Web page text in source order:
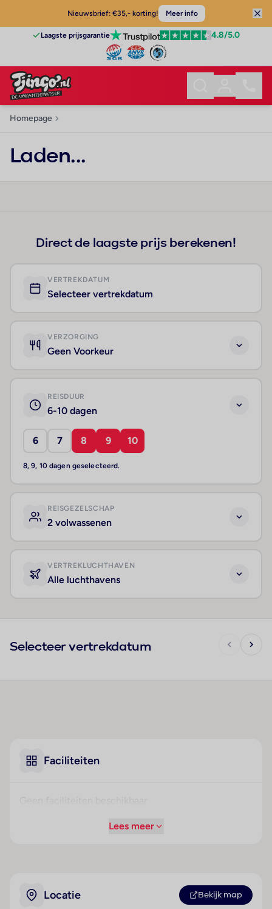
Nieuwsbrief: €35,- korting! Meer info
Laagste prijsgarantie 4.8/5.0
Homepage
Laden...
Direct de laagste prijs berekenen!
VERTREKDATUM
Selecteer vertrekdatum
VERZORGING
Geen Voorkeur
REISDUUR
6-10 dagen
6 7 8 9 10
8, 9, 10 dagen geselecteerd.
REISGEZELSCHAP
2 volwassenen
VERTREKLUCHTHAVEN
Alle luchthavens
Selecteer vertrekdatum
Faciliteiten
Lees meer
Locatie Bekijk map